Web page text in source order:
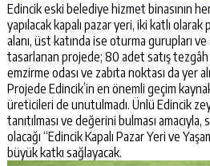
Edincik eski belediye hizmet binasının
yapılacak kapalı pazar yeri, iki katlı
alanı, üst katında ise oturma gurupları
tasarlanan projede; 80 adet satış
emzirme odası ve zabıta noktası da yer
Projede Edincik’in en önemli geçim
üreticileri de unutulmadı. Ünlü Edincik
tanıtılması ve değerini bulması
olacağı “Edincik Kapalı Pazar Yeri ve
büyük katkı sağlayacak.